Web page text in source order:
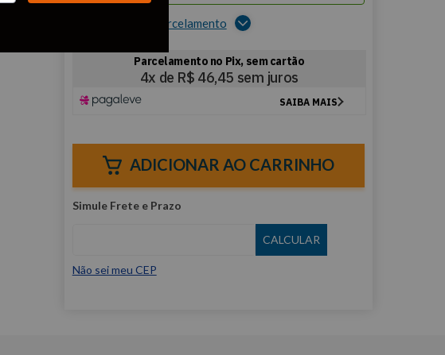
Ver opções de parcelamento
ADICIONAR AO CARRINHO
Não sei meu CEP